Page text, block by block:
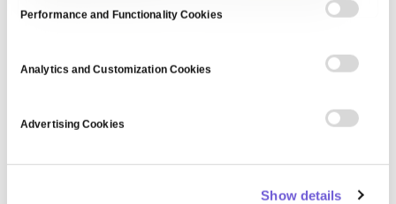
Performance and Functionality Cookies
Analytics and Customization Cookies
Advertising Cookies
Show details
경유해 쿼리·분석만 수행하게 하는 아키텍처 패턴입니다. 분석가는
인사이트를 얻고 민감 데이터는 그대로 보호되며, 데이터 소유자는 활용을